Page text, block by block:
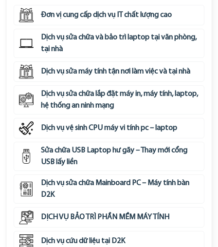
Đơn vị cung cấp dịch vụ IT chất lượng cao
Dịch vụ sửa chữa và bảo trì laptop tại văn phòng,
tại nhà
Dịch vụ sửa máy tính tận nơi làm việc và tại nhà
Dịch vụ sửa chữa lắp đặt máy in, máy tính, laptop,
hệ thống an ninh mạng
Dịch vụ vệ sinh CPU máy vi tính pc – laptop
Sửa chữa USB Laptop hư gãy – Thay mới cổng
USB lấy liền
Dịch vụ sửa chữa Mainboard PC – Máy tính bàn
D2K
DỊCH VỤ BẢO TRÌ PHẦN MỀM MÁY TÍNH
Dịch vụ cứu dữ liệu tại D2K